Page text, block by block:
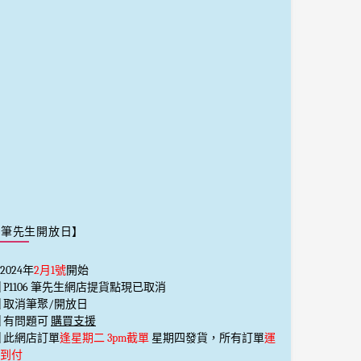
先生開放日】
年2月1號開始
P1106 筆先生網店提貨點現已取消
取消筆聚/開放日
有問題可 購買支援
此網店訂單逢星期二 3pm截單 星期四發貨，所有訂單運
付